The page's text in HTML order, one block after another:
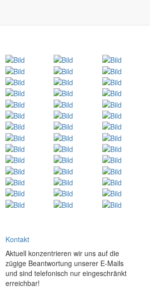
Kontakt
Aktuell konzentrieren wir uns auf die
zügige Beantwortung unserer E-Mails
und sind telefonisch nur eingeschränkt
erreichbar!